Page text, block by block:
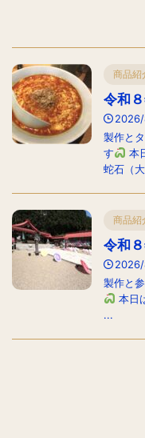
商品紹
令和
製作と
す
本
蛇石（
商品紹
令和
製作と
本日
...